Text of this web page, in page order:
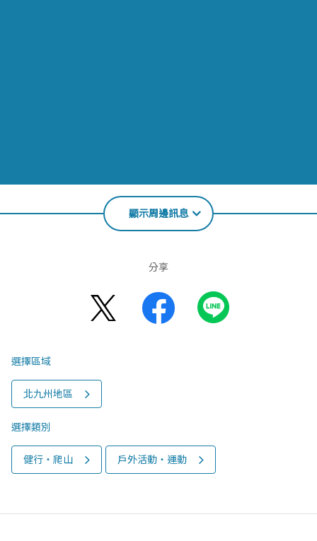
顯示周邊訊息
分享
選擇區域
北九州地區
選擇類別
健行‧爬山 戶外活動‧運動